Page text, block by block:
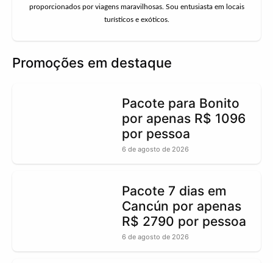
proporcionados por viagens maravilhosas. Sou entusiasta em locais
turísticos e exóticos.
Promoções em destaque
Pacote para Bonito
por apenas R$ 1096
por pessoa
6 de agosto de 2026
Pacote 7 dias em
Cancún por apenas
R$ 2790 por pessoa
6 de agosto de 2026